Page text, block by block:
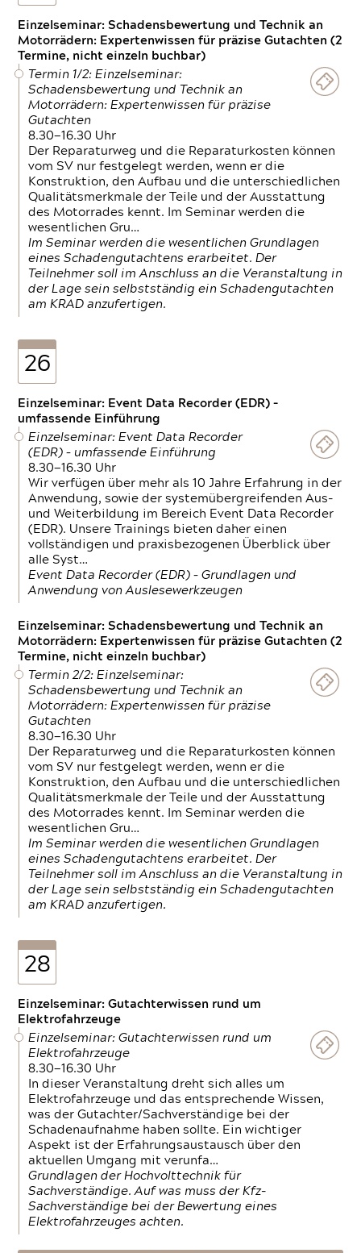
Einzelseminar: Schadensbewertung und Technik an
Motorrädern: Expertenwissen für präzise Gutachten (2
Termine, nicht einzeln buchbar)
Termin 1/2: Einzelseminar:
Schadensbewertung und Technik an
Motorrädern: Expertenwissen für präzise
Gutachten
8.30—16.30 Uhr
Der Reparaturweg und die Reparaturkosten können
vom SV nur festgelegt werden, wenn er die
Konstruktion, den Aufbau und die unterschiedlichen
Qualitätsmerkmale der Teile und der Ausstattung
des Motorrades kennt. Im Seminar werden die
wesentlichen Gru…
Im Seminar werden die wesentlichen Grundlagen
eines Schadengutachtens erarbeitet. Der
Teilnehmer soll im Anschluss an die Veranstaltung in
der Lage sein selbstständig ein Schadengutachten
am KRAD anzufertigen.
26
Einzelseminar: Event Data Recorder (EDR) –
umfassende Einführung
Einzelseminar: Event Data Recorder
(EDR) – umfassende Einführung
8.30—16.30 Uhr
Wir verfügen über mehr als 10 Jahre Erfahrung in der
Anwendung, sowie der systemübergreifenden Aus-
und Weiterbildung im Bereich Event Data Recorder
(EDR). Unsere Trainings bieten daher einen
vollständigen und praxisbezogenen Überblick über
alle Syst…
Event Data Recorder (EDR) – Grundlagen und
Anwendung von Auslesewerkzeugen
Einzelseminar: Schadensbewertung und Technik an
Motorrädern: Expertenwissen für präzise Gutachten (2
Termine, nicht einzeln buchbar)
Termin 2/2: Einzelseminar:
Schadensbewertung und Technik an
Motorrädern: Expertenwissen für präzise
Gutachten
8.30—16.30 Uhr
Der Reparaturweg und die Reparaturkosten können
vom SV nur festgelegt werden, wenn er die
Konstruktion, den Aufbau und die unterschiedlichen
Qualitätsmerkmale der Teile und der Ausstattung
des Motorrades kennt. Im Seminar werden die
wesentlichen Gru…
Im Seminar werden die wesentlichen Grundlagen
eines Schadengutachtens erarbeitet. Der
Teilnehmer soll im Anschluss an die Veranstaltung in
der Lage sein selbstständig ein Schadengutachten
am KRAD anzufertigen.
28
Einzelseminar: Gutachterwissen rund um
Elektrofahrzeuge
Einzelseminar: Gutachterwissen rund um
Elektrofahrzeuge
8.30—16.30 Uhr
In dieser Veranstaltung dreht sich alles um
Elektrofahrzeuge und das entsprechende Wissen,
was der Gutachter/Sachverständige bei der
Schadenaufnahme haben sollte. Ein wichtiger
Aspekt ist der Erfahrungsaustausch über den
aktuellen Umgang mit verunfa…
Grundlagen der Hochvolttechnik für
Sachverständige. Auf was muss der Kfz-
Sachverständige bei der Bewertung eines
Elektrofahrzeuges achten.